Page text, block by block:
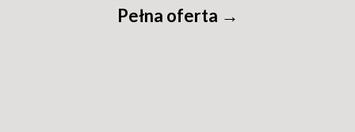
Pełna oferta →